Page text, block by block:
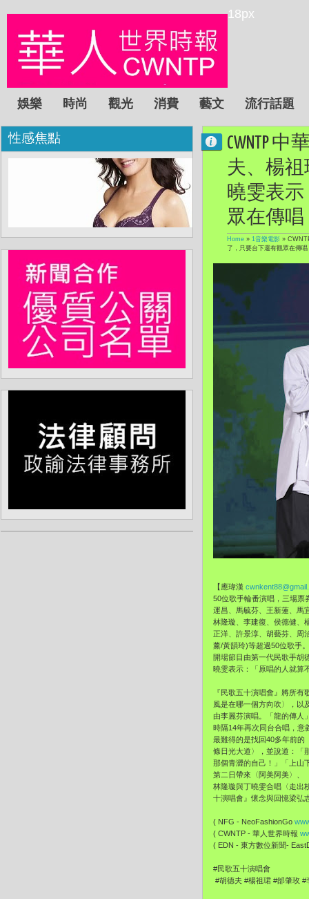
18px
娛樂 時尚 觀光 消費 藝文 流行話題
CWNTP
夫、楊
曉雯表
眾在傳
Home » 1音樂電影 »
了，只要台下還有觀眾在傳
【應瑋漢
50位歌手輪番演唱，三場票
運昌、馬毓芬、王新蓮、馬
林隆璇、李建復、侯德健、
正洋、許景淳、胡藝芬、周
薰/黃韻玲)等超過50位歌手
開場節目由第一代民歌手胡
曉雯表示：「原唱的人就算
『民歌五十演唱會』將所
風是在哪一個方向吹〉，以
由李麗芬演唱。「龍的傳人
時隔14年再次同台合唱，意
最難得的是找回40多年前的
條日光大道〉，並說道：「
那個青澀的自己！」「上山
第二日帶來〈阿美阿美〉、
林隆璇與丁曉雯合唱〈走出
十演唱會』懷念與回憶梁弘
( NFG - NeoFashionGo
( CWNTP - 華人世界時報
( EDN - 東方數位新聞-
#民歌五十演唱會
#胡德夫 #楊祖珺 #邰肇玫
性感焦點